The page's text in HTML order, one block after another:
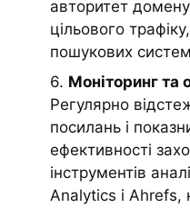
авторитет
цільового
пошукових
6. Моніторинг та
Регулярно
посилань і
ефективності
інструментів
Analytics і Ahrefs,